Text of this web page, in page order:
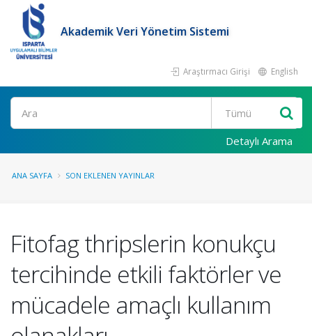
Akademik Veri Yönetim Sistemi
Araştırmacı Girişi English
Ara
Detaylı Arama
ANA SAYFA SON EKLENEN YAYINLAR
Fitofag thripslerin konukçu
tercihinde etkili faktörler ve
mücadele amaçlı kullanım